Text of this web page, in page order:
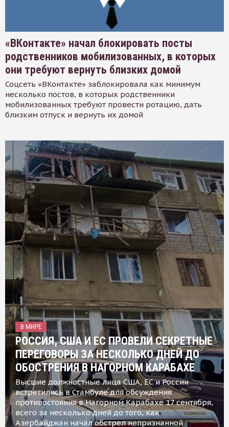
«ВКонтакте» начал блокировать посты
родственников мобилизованных, в которых
они требуют вернуть близких домой
Соцсеть «ВКонтакте» заблокировала как минимум
несколько постов, в которых родственники
мобилизованных требуют провести ротацию, дать
близким отпуск и вернуть их домой
В МИРЕ
РОССИЯ, США И ЕС ПРОВЕЛИ СЕКРЕТНЫЕ
ПЕРЕГОВОРЫ ЗА НЕСКОЛЬКО ДНЕЙ ДО
ОБОСТРЕНИЯ В НАГОРНОМ КАРАБАХЕ
Высшие должностные лица США, ЕС и России
встретились в Стамбуле для обсуждения
противостояния в Нагорном Карабахе 17 сентября,
всего за несколько дней до того, как
Азербайджан начал обстрел непризнанной